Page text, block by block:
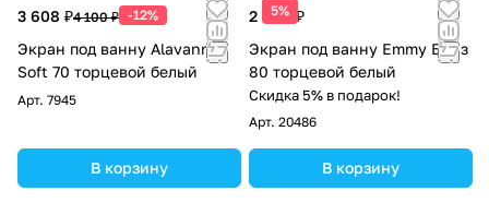
3 608 ₽4 100 ₽ -12%
Экран под ванну Alavann
Soft 70 торцевой белый
Арт. 7945
В корзину
5%
2 600 ₽
Экран под ванну Emmy Бриз
80 торцевой белый
Скидка 5% в подарок!
Арт. 20486
В корзину